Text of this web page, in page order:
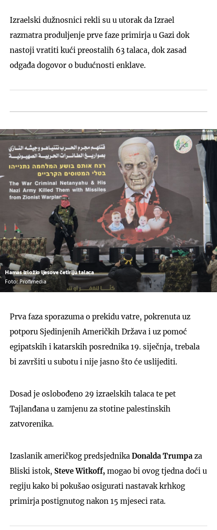
Izraelski dužnosnici rekli su u utorak da Izrael
razmatra produljenje prve faze primirja u Gazi dok
nastoji vratiti kući preostalih 63 talaca, dok zasad
odgađa dogovor o budućnosti enklave.
Hamas izložio ljesove četiriju talaca
Foto: Profimedia
Prva faza sporazuma o prekidu vatre, pokrenuta uz
potporu Sjedinjenih Američkih Država i uz pomoć
egipatskih i katarskih posrednika 19. siječnja, trebala
bi završiti u subotu i nije jasno što će uslijediti.
Dosad je oslobođeno 29 izraelskih talaca te pet
Tajlanđana u zamjenu za stotine palestinskih
zatvorenika.
Izaslanik američkog predsjednika Donalda Trumpaza
Bliski istok, Steve Witkoff, mogao bi ovog tjedna doći u
regiju kako bi pokušao osigurati nastavak krhkog
primirja postignutog nakon 15 mjeseci rata.